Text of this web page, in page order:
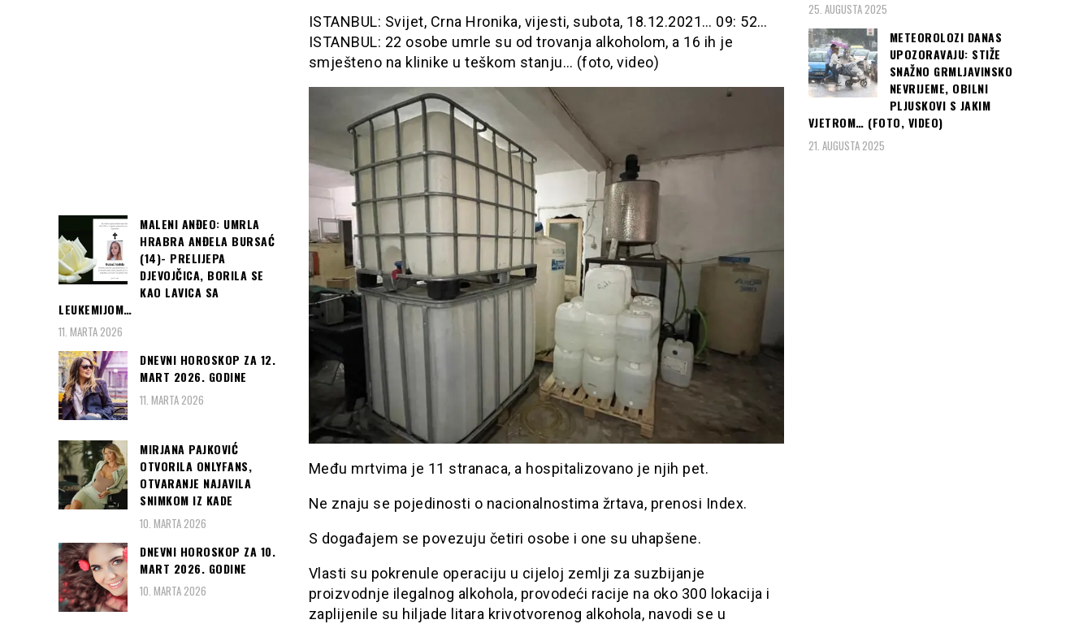
ISTANBUL: Svijet, Crna Hronika, vijesti, subota, 18.12.2021… 09: 52…
ISTANBUL: 22 osobe umrle su od trovanja alkoholom, a 16 ih je
smješteno na klinike u teškom stanju… (foto, video)
Među mrtvima je 11 stranaca, a hospitalizovano je njih pet.
Ne znaju se pojedinosti o nacionalnostima žrtava, prenosi Index.
S događajem se povezuju četiri osobe i one su uhapšene.
Vlasti su pokrenule operaciju u cijeloj zemlji za suzbijanje
proizvodnje ilegalnog alkohola, provodeći racije na oko 300 lokacija i
zaplijenile su hiljade litara krivotvorenog alkohola, navodi se u
MALENI ANĐEO: UMRLA
HRABRA ANĐELA BURSAĆ
(14)- PRELIJEPA
DJEVOJČICA, BORILA SE
KAO LAVICA SA
LEUKEMIJOM…
11. MARTA 2026
DNEVNI HOROSKOP ZA 12.
MART 2026. GODINE
11. MARTA 2026
MIRJANA PAJKOVIĆ
OTVORILA ONLYFANS,
OTVARANJE NAJAVILA
SNIMKOM IZ KADE
10. MARTA 2026
DNEVNI HOROSKOP ZA 10.
MART 2026. GODINE
10. MARTA 2026
25. AUGUSTA 2025
METEOROLOZI DANAS
UPOZORAVAJU: STIŽE
SNAŽNO GRMLJAVINSKO
NEVRIJEME, OBILNI
PLJUSKOVI S JAKIM
VJETROM… (FOTO, VIDEO)
21. AUGUSTA 2025